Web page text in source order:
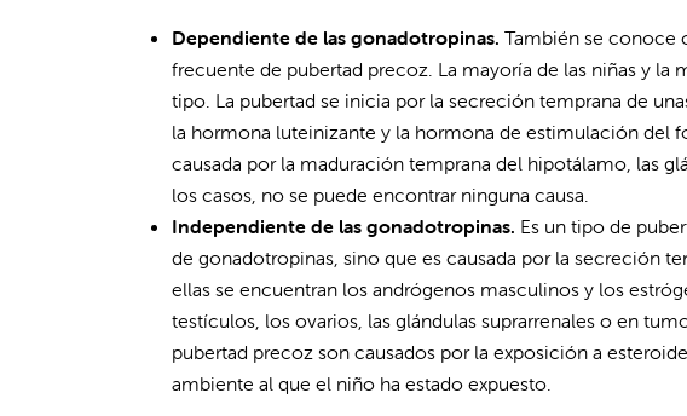
Dependiente de las gonadotropinas. También se conoce
frecuente de pubertad precoz. La mayoría de las niñas y
tipo. La pubertad se inicia por la secreción temprana de
la hormona luteinizante y la hormona de estimulación del
causada por la maduración temprana del hipotálamo, las
los casos, no se puede encontrar ninguna causa.
Independiente de las gonadotropinas. Es un tipo de
de gonadotropinas, sino que es causada por la secreción
ellas se encuentran los andrógenos masculinos y los
testículos, los ovarios, las glándulas suprarrenales o en
pubertad precoz son causados por la exposición a
ambiente al que el niño ha estado expuesto.